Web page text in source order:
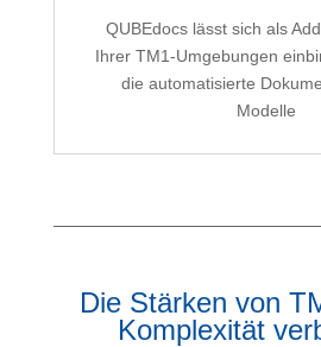
QUBEdocs lässt sich als
Ihrer TM1-Umgebungen
die automatisierte
Modelle
Die Stärken von
Komplexität